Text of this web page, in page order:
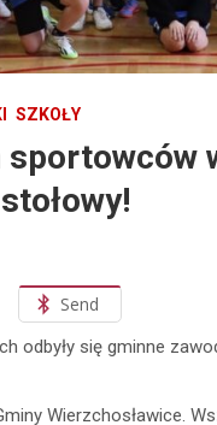
SZKOŁY
sportowców
Send
odbyły się gminne
Wierzchosławice.